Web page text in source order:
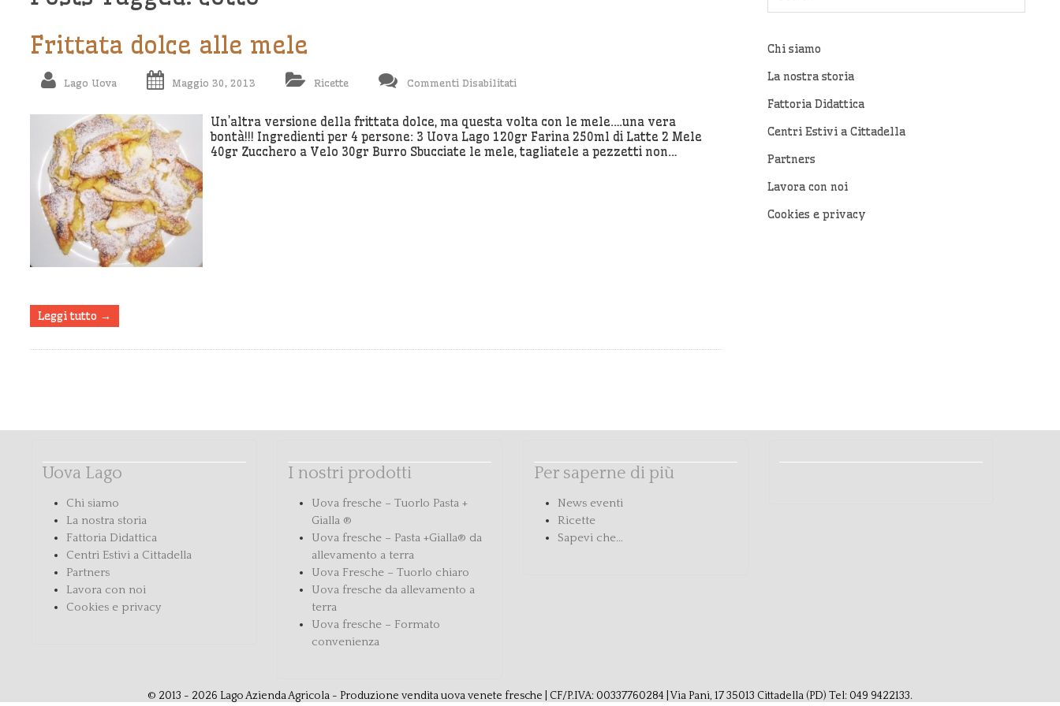
Frittata dolce alle mele
Lago Uova Maggio 30, 2013 Ricette Commenti Disabilitati
Dolce
Alle
Mele
Un’altra versione della frittata dolce, ma questa volta con le mele….una vera
bontà!!! Ingredienti per 4 persone: 3 Uova Lago 120gr Farina 250ml di Latte 2 Mele
40gr Zucchero a Velo 30gr Burro Sbucciate le mele, tagliatele a pezzetti non…
Leggi tutto →
Chi siamo
La nostra storia
Fattoria Didattica
Centri Estivi a Cittadella
Partners
Lavora con noi
Cookies e privacy
Uova Lago
Chi siamo
La nostra storia
Fattoria Didattica
Centri Estivi a Cittadella
Partners
Lavora con noi
Cookies e privacy
I nostri prodotti
Uova fresche – Tuorlo Pasta +
Gialla ®
Uova fresche – Pasta +Gialla® da
allevamento a terra
Uova Fresche – Tuorlo chiaro
Uova fresche da allevamento a
terra
Uova fresche – Formato
convenienza
Per saperne di più
News eventi
Ricette
Sapevi che…
© 2013 - 2026 Lago Azienda Agricola - Produzione vendita uova venete fresche | CF/P.IVA: 00337760284 | Via Pani, 17 35013 Cittadella (PD) Tel: 049 9422133.